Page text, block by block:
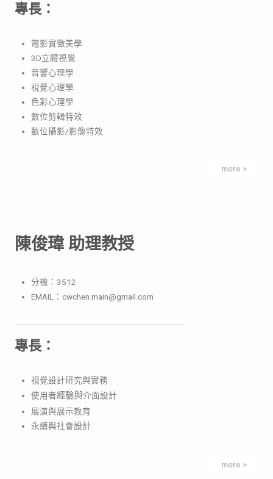
專長：
電影實徵美學
3D立體視覺
音響心理學
視覺心理學
色彩心理學
數位剪輯特效
數位攝影/影像特效
more >
陳俊瑋 助理教授
分機：3512
EMAIL：cwchen.main@gmail.com
專長：
視覺設計研究與實務
使用者經驗與介面設計
展演與展示教育
永續與社會設計
more >